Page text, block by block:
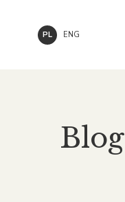
PL ENG
Blog